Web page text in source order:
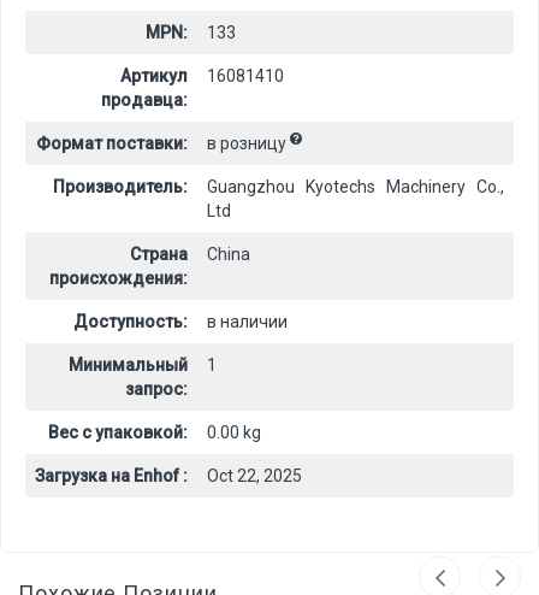
MPN: 133
Артикул
продавца:
16081410
Формат поставки: в розницу
Производитель:
Guangzhou Kyotechs Machinery Co.,
Ltd
Страна
происхождения:
China
Доступность: в наличии
Минимальный
запрос:
1
Вес с упаковкой: 0.00 kg
Загрузка на Enhof : Oct 22, 2025